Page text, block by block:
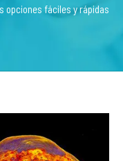
opciones fáciles y rápidas